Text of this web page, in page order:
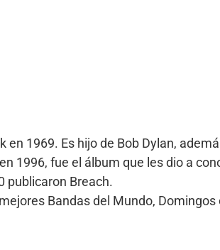
1969. Es hijo de Bob Dylan,
1996, fue el álbum que les dio a
publicaron Breach.
Bandas del Mundo,